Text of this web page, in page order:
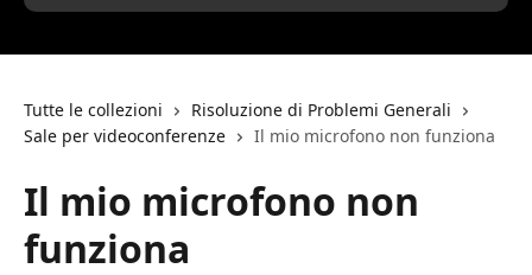
Tutte le collezioni
Risoluzione di Problemi Generali
Sale per videoconferenze
Il mio microfono non funziona
Il mio microfono non
funziona